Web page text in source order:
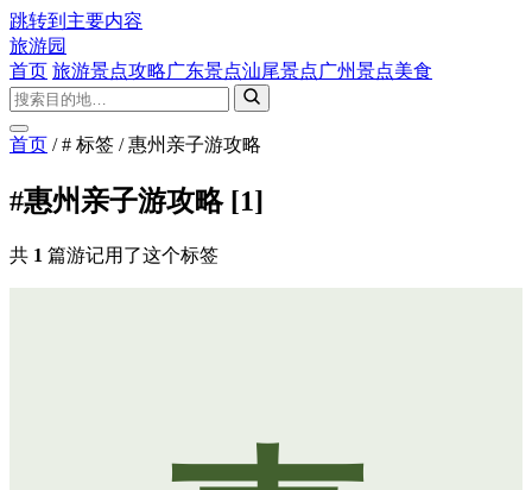
跳转到主要内容
旅游园
首页 旅游景点攻略广东景点汕尾景点广州景点美食
首页 / # 标签 / 惠州亲子游攻略
#惠州亲子游攻略 [1]
共 1 篇游记用了这个标签